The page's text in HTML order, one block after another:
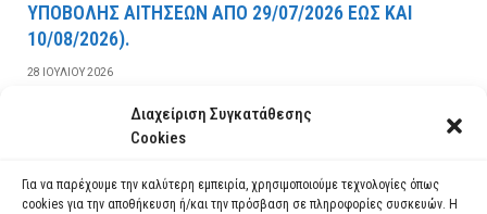
Διαχείριση Συγκατάθεσης
Cookies
Για να παρέχουμε την καλύτερη εμπειρία, χρησιμοποιούμε τεχνολογίες όπως
cookies για την αποθήκευση ή/και την πρόσβαση σε πληροφορίες συσκευών. Η
YΠOBOΛHΣ AITHΣEΩN AΠO 29/07/2026 EΩΣ KAI
10/08/2026).
28 ΙΟΥΛΊΟΥ 2026
ΔΙΑΒΆΣΤΕ ΠΕΡΙΣΣΌΤΕΡΑ